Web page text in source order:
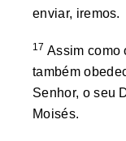
enviar, iremos.
17 Assim como
também
Senhor, o seu
Moisés.